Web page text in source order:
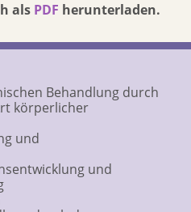
als PDF herunterladen.
Behandlung durch
körperlicher
und
und